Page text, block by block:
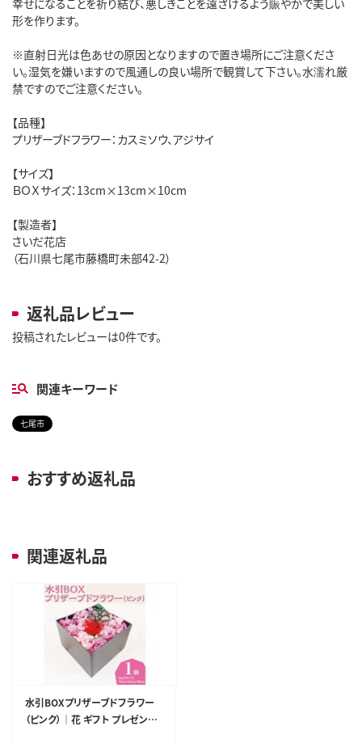
形を作ります。
※直射日光は色あせの原因となりますので置き場所にご注意くださ
い。湿気を嫌いますので風通しの良い場所で観賞して下さい。水濡れ厳
禁ですのでご注意ください。
【品種】
プリザーブドフラワー：カスミソウ、アジサイ
【サイズ】
ＢＯＸサイズ：13cm×13cm×10cm
【製造者】
さいだ花店
（石川県七尾市藤橋町未部42-2）
返礼品レビュー
投稿されたレビューは0件です。
関連キーワード
七尾市
おすすめ返礼品
関連返礼品
水引BOXプリザーブドフラワー
（ピンク）｜花 ギフト プレゼント